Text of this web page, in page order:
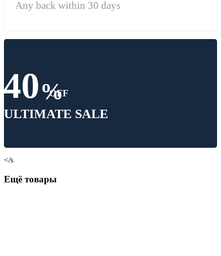
Any back within 30 days
40%
OFF
ULTIMATE SALE
</s
Ещё товары